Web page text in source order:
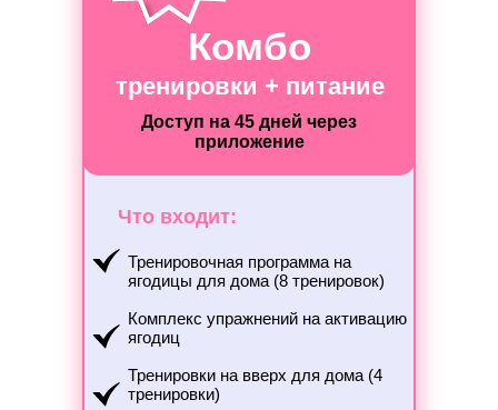
Комбо
Доступ на 45 дней через
приложение
Что входит:
тренировки + питание
Тренировочная программа на
ягодицы для дома (8 тренировок)
Комплекс упражнений на активацию
ягодиц
Тренировки на вверх для дома (4
тренировки)